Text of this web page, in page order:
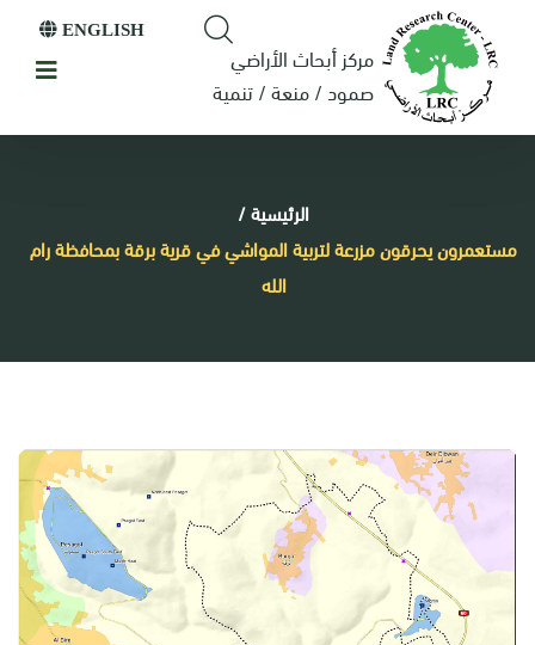
مركز أبحاث الأراضي
صمود / منعة / تنمية
ENGLISH
الرئيسية/
مستعمرون يحرقون مزرعة لتربية المواشي في قرية برقة بمحافظة رام
الله